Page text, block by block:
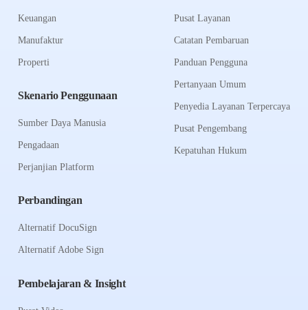
Keuangan
Manufaktur
Properti
Skenario Penggunaan
Sumber Daya Manusia
Pengadaan
Perjanjian Platform
Perbandingan
Alternatif DocuSign
Alternatif Adobe Sign
Pusat Layanan
Catatan Pembaruan
Panduan Pengguna
Pertanyaan Umum
Penyedia Layanan Terpercaya
Pusat Pengembang
Kepatuhan Hukum
Pembelajaran & Insight